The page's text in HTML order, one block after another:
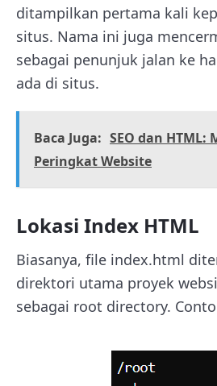
ditampilkan pertama kali
situs. Nama ini juga
sebagai penunjuk jalan ke
ada di situs.
Baca Juga: SEO dan
Peringkat Website
Lokasi Index HTML
Biasanya, file index.html
direktori utama proyek
sebagai root directory.